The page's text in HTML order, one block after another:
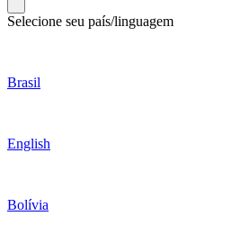
Selecione seu país/linguagem
Brasil
English
Bolívia